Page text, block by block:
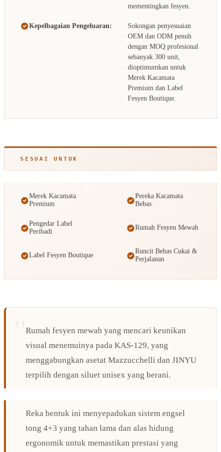
mementingkan fesyen.
Kepelbagaian Pengeluaran:
Sokongan penyesuaian
OEM dan ODM penuh
dengan MOQ profesional
sebanyak 300 unit,
dioptimumkan untuk
Merek Kacamata
Premium dan Label
Fesyen Boutique.
SESUAI UNTUK
Merek Kacamata
Premium
Pereka Kacamata
Bebas
Pengedar Label
Peribadi
Rumah Fesyen Mewah
Label Fesyen Boutique
Runcit Bebas Cukai &
Perjalanan
Rumah fesyen mewah yang mencari keunikan
visual menemuinya pada KAS-129, yang
menggabungkan asetat Mazzucchelli dan JINYU
terpilih dengan siluet unisex yang berani.
Reka bentuk ini menyepadukan sistem engsel
tong 4+3 yang tahan lama dan alas hidung
ergonomik untuk memastikan prestasi yang